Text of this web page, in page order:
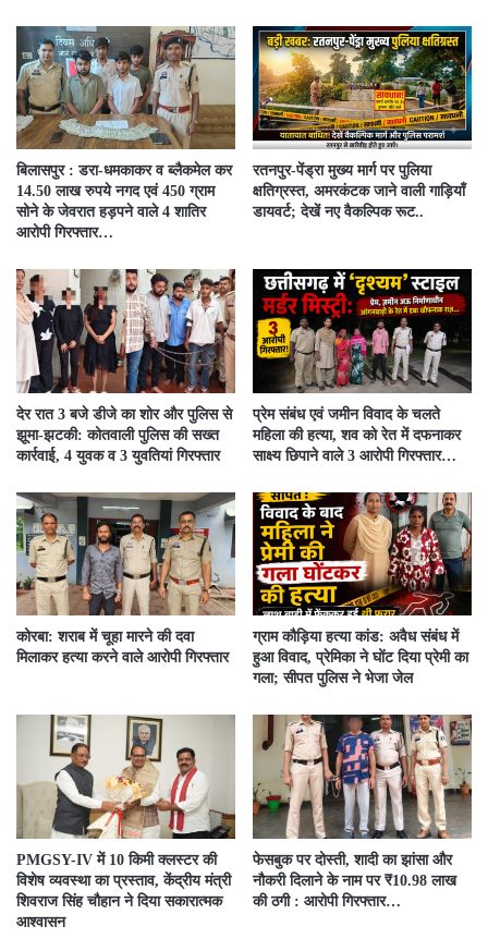
बिलासपुर : डरा-धमकाकर व ब्लैकमेल कर
14.50 लाख रुपये नगद एवं 450 ग्राम
सोने के जेवरात हड़पने वाले 4 शातिर
आरोपी गिरफ्तार…
रतनपुर-पेंड्रा मुख्य मार्ग पर पुलिया
क्षतिग्रस्त, अमरकंटक जाने वाली गाड़ियाँ
डायवर्ट; देखें नए वैकल्पिक रूट..
देर रात 3 बजे डीजे का शोर और पुलिस से
झूमा-झटकी: कोतवाली पुलिस की सख्त
कार्रवाई, 4 युवक व 3 युवतियां गिरफ्तार
प्रेम संबंध एवं जमीन विवाद के चलते
महिला की हत्या, शव को रेत में दफनाकर
साक्ष्य छिपाने वाले 3 आरोपी गिरफ्तार…
कोरबा: शराब में चूहा मारने की दवा
मिलाकर हत्या करने वाले आरोपी गिरफ्तार
ग्राम कौड़िया हत्या कांड: अवैध संबंध में
हुआ विवाद, प्रेमिका ने घोंट दिया प्रेमी का
गला; सीपत पुलिस ने भेजा जेल
PMGSY-IV में 10 किमी क्लस्टर की
विशेष व्यवस्था का प्रस्ताव, केंद्रीय मंत्री
शिवराज सिंह चौहान ने दिया सकारात्मक
आश्वासन
फेसबुक पर दोस्ती, शादी का झांसा और
नौकरी दिलाने के नाम पर ₹10.98 लाख
की ठगी : आरोपी गिरफ्तार…